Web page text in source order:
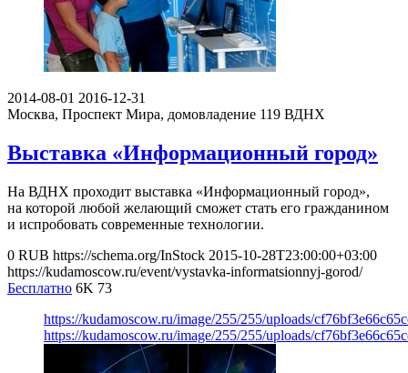
2014-08-01 2016-12-31
Москва, Проспект Мира, домовладение 119 ВДНХ
Выставка «Информационный город»
На ВДНХ проходит выставка «Информационный город»,
на которой любой желающий сможет стать его гражданином
и испробовать современные технологии.
0 RUB https://schema.org/InStock 2015-10-28T23:00:00+03:00
https://kudamoscow.ru/event/vystavka-informatsionnyj-gorod/
Бесплатно 6K 73
https://kudamoscow.ru/image/255/255/uploads/
https://kudamoscow.ru/image/255/255/uploads/